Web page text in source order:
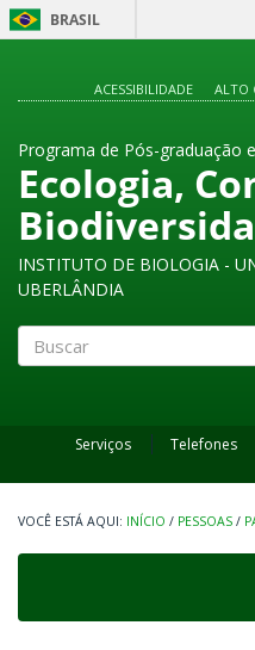
BRASIL
ACESSIBILIDADE
ALTO
Programa de Pós-graduação
Ecologia,
INSTITUTO DE BIOLOGIA -
UBERLÂNDIA
Serviços Telefones
INÍCIO / PESSOAS /